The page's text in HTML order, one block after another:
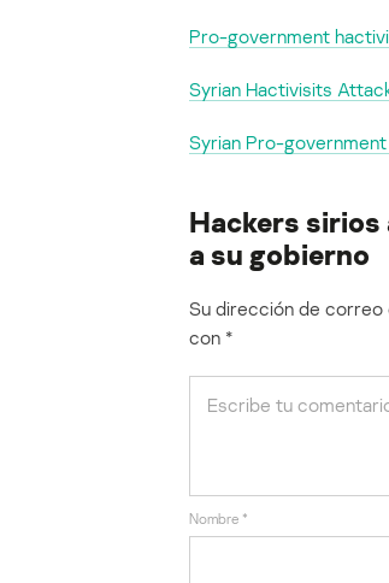
Pro-government
Syrian Hactivisits
Syrian Pro-
Hackers sirios
a su gobierno
Su dirección de correo
con *
Nombre *